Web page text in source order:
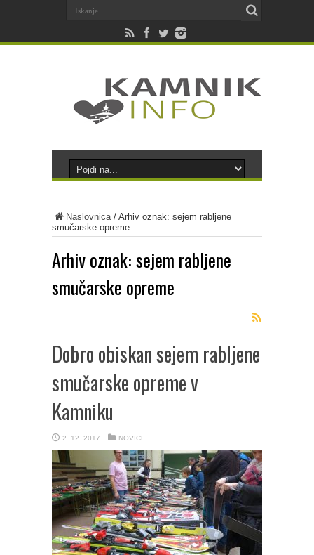
Naslovnica/ Arhiv oznak: sejem rabljene
smučarske opreme
Arhiv oznak:sejem rabljene
smučarske opreme
Dobro obiskan sejem rabljene
smučarske opreme v
Kamniku
2. 12. 2017 NOVICE